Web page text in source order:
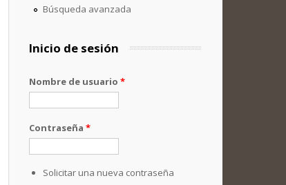
Búsqueda avanzada
Inicio de sesión
Nombre de usuario *
Contraseña *
Solicitar una nueva contraseña